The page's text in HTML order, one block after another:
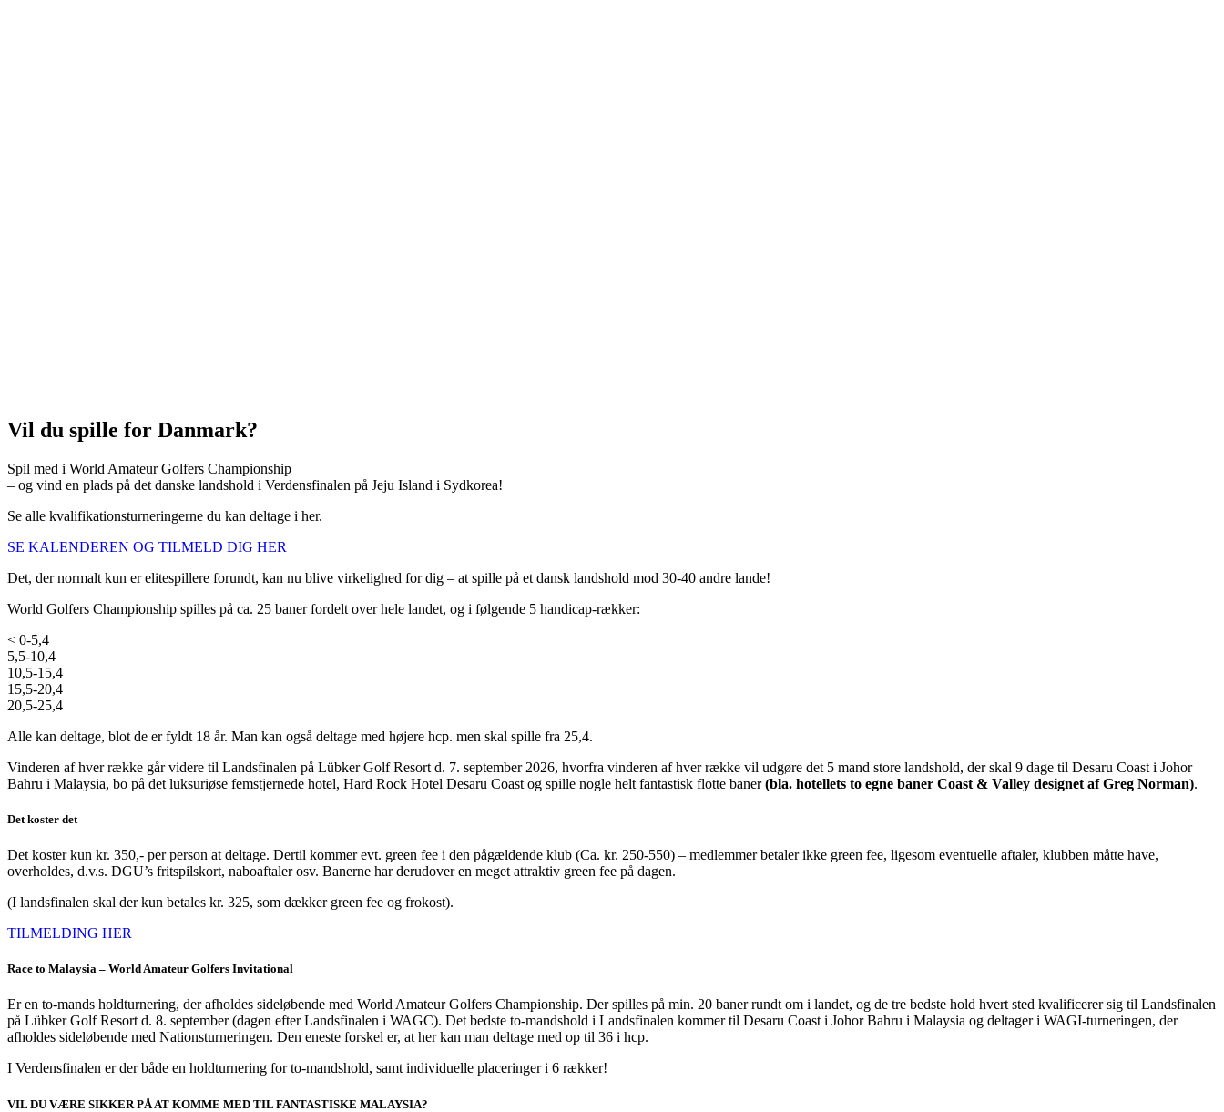
Vil du spille for Danmark?
Spil med i World Amateur Golfers Championship
– og vind en plads på det danske landshold i Verdensfinalen på Jeju Island i Sydkorea!
Se alle kvalifikationsturneringerne du kan deltage i her.
SE KALENDEREN OG TILMELD DIG HER
Det, der normalt kun er elitespillere forundt, kan nu blive virkelighed for dig – at spille på et dansk landshold mod 30-40 andre lande!
World Golfers Championship spilles på ca. 25 baner fordelt over hele landet, og i følgende 5 handicap-rækker:
< 0-5,4
5,5-10,4
10,5-15,4
15,5-20,4
20,5-25,4
Alle kan deltage, blot de er fyldt 18 år. Man kan også deltage med højere hcp. men skal spille fra 25,4.
Vinderen af hver række går videre til Landsfinalen på Lübker Golf Resort d. 7. september 2026, hvorfra vinderen af hver række vil udgøre det 5 mand store landshold, der skal 9 dage til Desaru Coast i Johor
Bahru i Malaysia, bo på det luksuriøse femstjernede hotel, Hard Rock Hotel Desaru Coast og spille nogle helt fantastisk flotte baner(bla. hotellets to egne baner Coast & Valley designet af Greg Norman).
Det koster det
Det koster kun kr. 350,- per person at deltage. Dertil kommer evt. green fee i den pågældende klub (Ca. kr. 250-550) – medlemmer betaler ikke green fee, ligesom eventuelle aftaler, klubben måtte have,
overholdes, d.v.s. DGU’s fritspilskort, naboaftaler osv. Banerne har derudover en meget attraktiv green fee på dagen.
(I landsfinalen skal der kun betales kr. 325, som dækker green fee og frokost).
TILMELDING HER
Race to Malaysia – World Amateur Golfers Invitational
Er en to-mands holdturnering, der afholdes sideløbende med World Amateur Golfers Championship. Der spilles på min. 20 baner rundt om i landet, og de tre bedste hold hvert sted kvalificerer sig til Landsfinalen
på Lübker Golf Resort d. 8. september (dagen efter Landsfinalen i WAGC). Det bedste to-mandshold i Landsfinalen kommer til Desaru Coast i Johor Bahru i Malaysia og deltager i WAGI-turneringen, der
afholdes sideløbende med Nationsturneringen. Den eneste forskel er, at her kan man deltage med op til 36 i hcp.
I Verdensfinalen er der både en holdturnering for to-mandshold, samt individuelle placeringer i 6 rækker!
VIL DU VÆRE SIKKER PÅ AT KOMME MED TIL FANTASTISKE MALAYSIA?